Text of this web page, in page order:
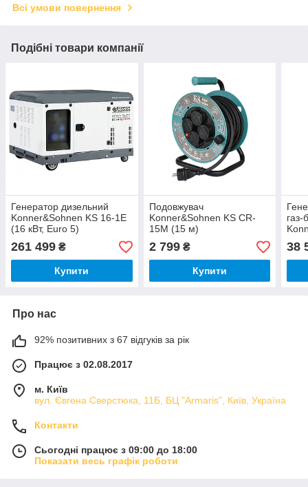
Всі умови повернення
Подібні товари компанії
Генератор дизельний
Konner&Sohnen KS 16-1E
(16 кВт, Euro 5)
261 499 ₴
Купити
Подовжувач
Konner&Sohnen KS CR-
15M (15 м)
2 799₴
Купити
газ-
S
38
Про нас
92% позитивних з 67 відгуків за рік
Працює з 02.08.2017
м. Київ
вул. Євгена Сверстюка, 11Б, БЦ "Armaris", Київ, Україна
Контакти
Сьогодні працює з 09:00 до 18:00
Показати весь графік роботи